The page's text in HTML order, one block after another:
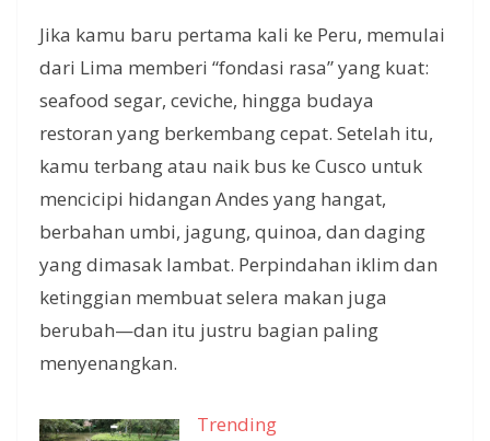
Jika kamu baru pertama kali ke Peru, memulai
dari Lima memberi “fondasi rasa” yang kuat:
seafood segar, ceviche, hingga budaya
restoran yang berkembang cepat. Setelah itu,
kamu terbang atau naik bus ke Cusco untuk
mencicipi hidangan Andes yang hangat,
berbahan umbi, jagung, quinoa, dan daging
yang dimasak lambat. Perpindahan iklim dan
ketinggian membuat selera makan juga
berubah—dan itu justru bagian paling
menyenangkan.
Trending